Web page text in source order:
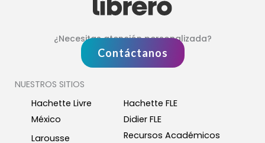
¿Necesitas atención personalizada?
Contáctanos
NUESTROS SITIOS
Hachette Livre
México
Larousse
Hachette FLE
Didier FLE
Recursos Académicos